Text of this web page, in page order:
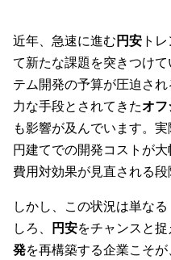
近年、急速に進む円安 ト
て新たな課題を突きつけ
テム開発の予算が圧迫さ
力な手段とされてきたオ
も影響が及んでいます。
円建てでの開発コストが
費用対効果が見直される段
しかし、この状況は単な
しろ、 円安をチャンスと
発を再構築する企業こそ